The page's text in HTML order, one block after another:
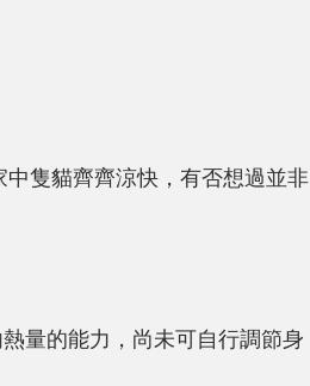
隻貓齊齊涼快，有否想過並非
量的能力，尚未可自行調節身